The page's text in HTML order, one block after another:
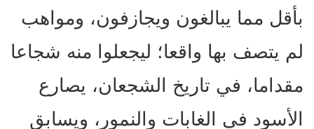
بأقل مما يبالغون ويجازفون، ومواهب
لم يتصف بها واقعا؛ ليجعلوا منه شجاعا
مقداما، في تاريخ الشجعان، يصارع
الأسود في الغابات والنمور، ويسابق